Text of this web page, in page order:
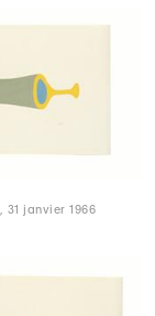
, 31 janvier 1966